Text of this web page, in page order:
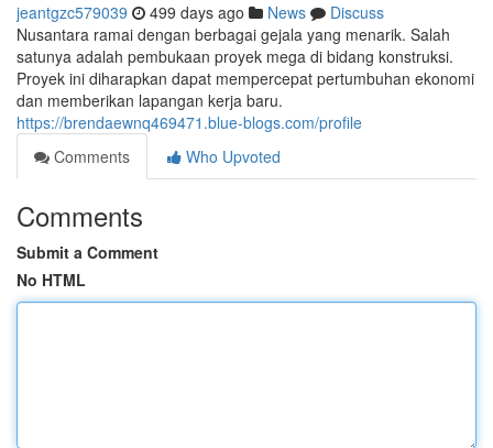
jeantgzc579039 499 days ago News
Discuss
Nusantara ramai dengan berbagai gejala yang menarik. Salah
satunya adalah pembukaan proyek mega di bidang konstruksi.
Proyek ini diharapkan dapat mempercepat pertumbuhan ekonomi
dan memberikan lapangan kerja baru.
https://brendaewnq469471.blue-blogs.com/profile
Comments
Who Upvoted
Comments
Submit a Comment
No HTML